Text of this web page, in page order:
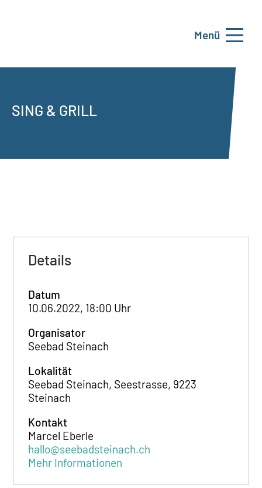
Menü
SING & GRILL
Details
Datum
10.06.2022, 18:00 Uhr
Organisator
Seebad Steinach
Lokalität
Seebad Steinach, Seestrasse, 9223
Steinach
Kontakt
Marcel Eberle
hallo@seebadsteinach.ch
Mehr Informationen